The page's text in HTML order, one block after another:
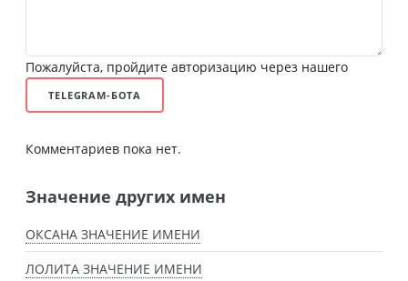
Пожалуйста, пройдите авторизацию через нашего
TELEGRAM-БОТА
Комментариев пока нет.
Значение других имен
ОКСАНА ЗНАЧЕНИЕ ИМЕНИ
ЛОЛИТА ЗНАЧЕНИЕ ИМЕНИ